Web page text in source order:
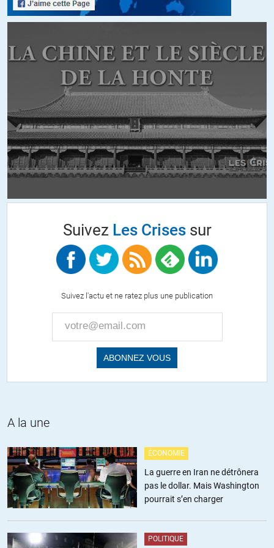
Anglais via le MI6, et les Français et Allemands en signant les
accords de Minsk et en les dévoyant pour armer l’Ukraine. 🙃
+12 ALERTER
Maïté//21.03.2024 à 10h01
En fait cette instrumentalisation de l’Ukraine n’a pas cessé depuis la
fin de la guerre. On évoque toujours le Grand échiquier de Brzezinski,
ou la doctrine Wolfowitz mais il faudrait remonter à 1948 avec des
gens comme Kennan, Dulles et consort, fondateurs d’une politique
de contention puis de déstabilisation de la Russie soviétique. Cette
servait nos intérêts ? Il doit bien y avoir -où il y aura- des travaux
ressorts de cette période, à l’instar de ceux de Christopher Simpson
sur la Croisade pour la Liberté, la guerre froide et ses dessous…
ALERTER
//21.03.2024 à 19h30
Pour rappel, Kennan, qui parlait le Russe et connaissait bien et
critique l’extension de l’OTAN. Je dis sans doute une bêtise mais je
désaccord avec la façon dont les administrations US se
comportaient.
+5 ALERTER
Grd-mère Michelle//21.03.2024 à 12h57
Suivez Les Crisessur
Suivez l'actu et ne ratez plus une publication
A la une
ÉCONOMIE
La guerre en Iran ne détrônera
pas le dollar. Mais Washington
pourrait s’en charger
POLITIQUE